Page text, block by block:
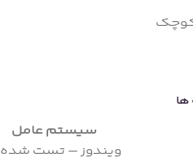
کوچک
ها
سیستم عامل
ویندوز – تست شده